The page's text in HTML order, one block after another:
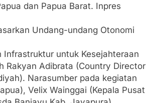
dan Papua Barat. Inpres
Undang-undang Otonomi
Infrastruktur untuk Kesejahteraan
Rakyan Adibrata (Country Director
Narasumber pada kegiatan
Velix Wainggai (Kepala Pusat